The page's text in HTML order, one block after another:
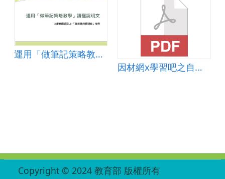
運用「做筆記策略教學」讀懂說明文-以康軒國語四上-「建築界的長頸鹿」為例
因材網x學習吧之自主學習課堂，以摘錄段落大意為例
Copyright © 2024 教育部 版權所有